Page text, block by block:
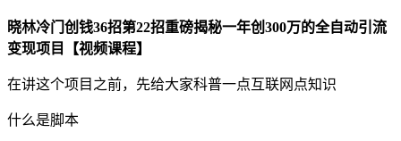
晓林冷门创钱36招第22招重磅揭秘一年创300万的全自动引流
变现项目【视频课程】
在讲这个项目之前，先给大家科普一点互联网点知识
什么是脚本